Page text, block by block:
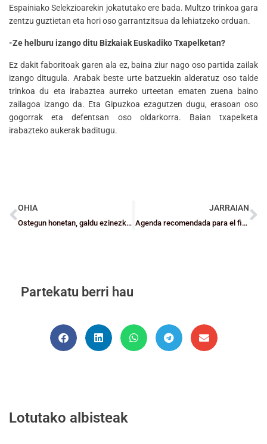
Espainiako Selekzioarekin jokatutako ere bada. Multzo trinkoa gara
zentzu guztietan eta hori oso garrantzitsua da lehiatzeko orduan.
-Ze helburu izango ditu Bizkaiak Euskadiko Txapelketan?
Ez dakit faboritoak garen ala ez, baina ziur nago oso partida zailak
izango ditugula. Arabak beste urte batzuekin alderatuz oso talde
trinkoa du eta irabaztea aurreko urteetan ematen zuena baino
zailagoa izango da. Eta Gipuzkoa ezagutzen dugu, erasoan oso
gogorrak eta defentsan oso oldarkorra. Baian txapelketa
irabazteko aukerak baditugu.
OHIA
Ostegun honetan, galdu ezinezko hitzordua dute Eskola Laguntzaileek
JARRAIAN
Agenda recomendada para el fin de semana
Partekatu berri hau
Lotutako albisteak